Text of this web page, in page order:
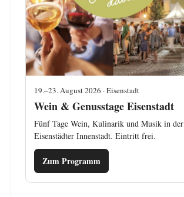
19.–23. August 2026 · Eisenstadt
Wein & Genusstage Eisenstadt
Fünf Tage Wein, Kulinarik und Musik in der
Eisenstädter Innenstadt. Eintritt frei.
Zum Programm